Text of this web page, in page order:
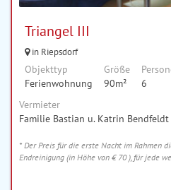
Triangel III
in Riepsdorf
Objekttyp
Ferienwohnung
Größe
90m²
6
Vermieter
Familie Bastian u. Katrin Bendfeldt
* Der Preis für die erste Nacht im Rahmen
Endreinigung (in Höhe von € 70 ), für jede